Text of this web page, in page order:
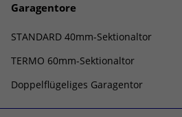
Garagentore
STANDARD 40mm-Sektionaltor
TERMO 60mm-Sektionaltor
Doppelflügeliges Garagentor